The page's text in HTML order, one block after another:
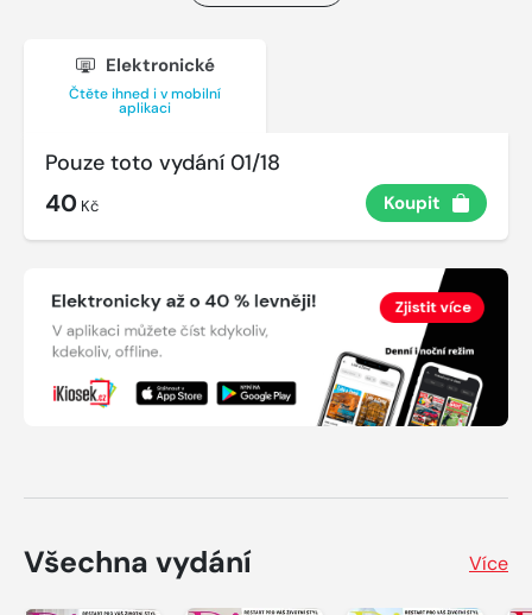
Elektronické
Čtěte ihned i v mobilní
aplikaci
Pouze toto vydání 01/18
40 Kč Koupit
Všechna vydání Více